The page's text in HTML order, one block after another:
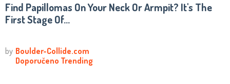
Find Papillomas On Your Neck Or Armpit? It's The
First Stage Of...